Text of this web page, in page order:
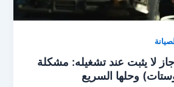
لا يثبت عند تشغيله: مشكلة
وحلها السريع